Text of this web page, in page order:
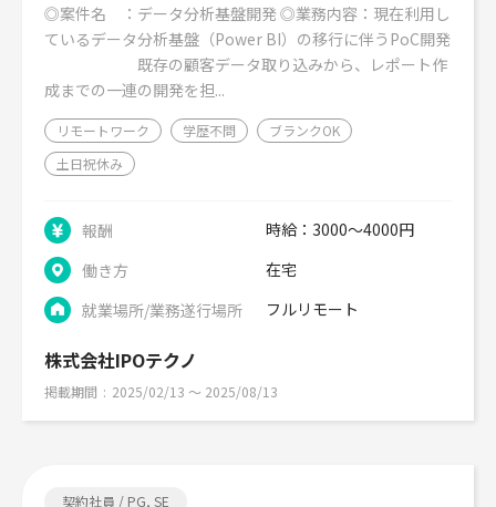
◎案件名 ：データ分析基盤開発 ◎業務内容：現在利用し
ているデータ分析基盤（Power BI）の移行に伴うPoC開発
既存の顧客データ取り込みから、レポート作
成までの一連の開発を担...
リモートワーク 学歴不問
ブランクOK
土日祝休み
報酬
時給：3000～4000円
働き方
在宅
就業場所/業務遂行場所
フルリモート
株式会社IPOテクノ
掲載期間 2025/02/13 〜 2025/08/13
契約社員 / PG, SE